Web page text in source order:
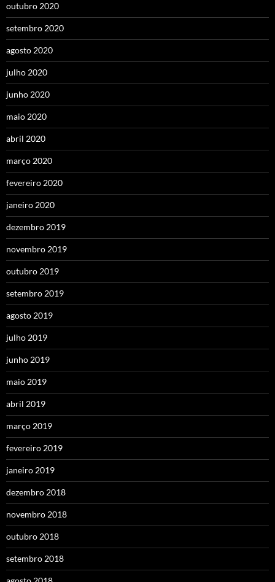
outubro 2020
setembro 2020
agosto 2020
julho 2020
junho 2020
maio 2020
abril 2020
março 2020
fevereiro 2020
janeiro 2020
dezembro 2019
novembro 2019
outubro 2019
setembro 2019
agosto 2019
julho 2019
junho 2019
maio 2019
abril 2019
março 2019
fevereiro 2019
janeiro 2019
dezembro 2018
novembro 2018
outubro 2018
setembro 2018